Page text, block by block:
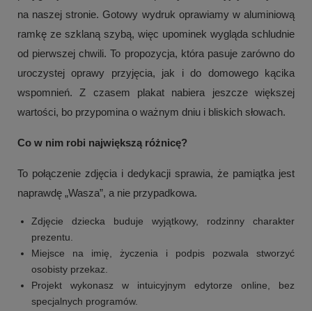
na naszej stronie. Gotowy wydruk oprawiamy w aluminiową
ramkę ze szklaną szybą, więc upominek wygląda schludnie
od pierwszej chwili. To propozycja, która pasuje zarówno do
uroczystej oprawy przyjęcia, jak i do domowego kącika
wspomnień. Z czasem plakat nabiera jeszcze większej
wartości, bo przypomina o ważnym dniu i bliskich słowach.
Co w nim robi największą różnicę?
To połączenie zdjęcia i dedykacji sprawia, że pamiątka jest
naprawdę „Wasza”, a nie przypadkowa.
Zdjęcie dziecka buduje wyjątkowy, rodzinny charakter
prezentu.
Miejsce na imię, życzenia i podpis pozwala stworzyć
osobisty przekaz.
Projekt wykonasz w intuicyjnym edytorze online, bez
specjalnych programów.